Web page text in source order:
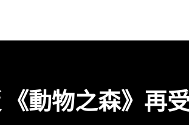
《動物之森》再